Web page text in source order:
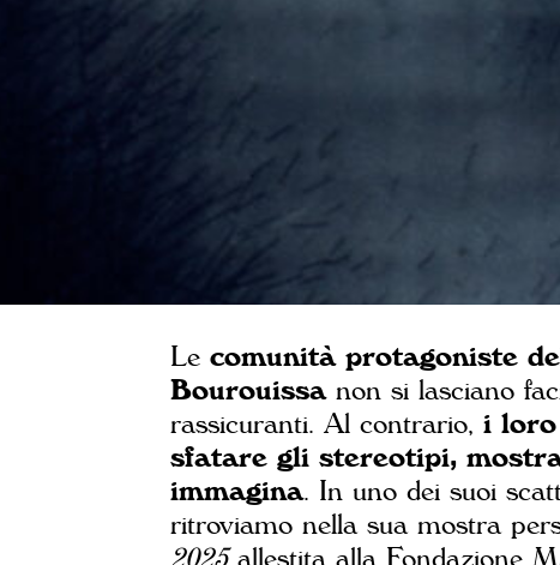
Le comunità protagoniste
Bourouissanon si lasciano
rassicuranti. Al contrario, i loro
sfatare gli stereotipi,
immagina. In uno dei suoi
ritroviamo nella sua mostra
2025allestita alla Fondazione